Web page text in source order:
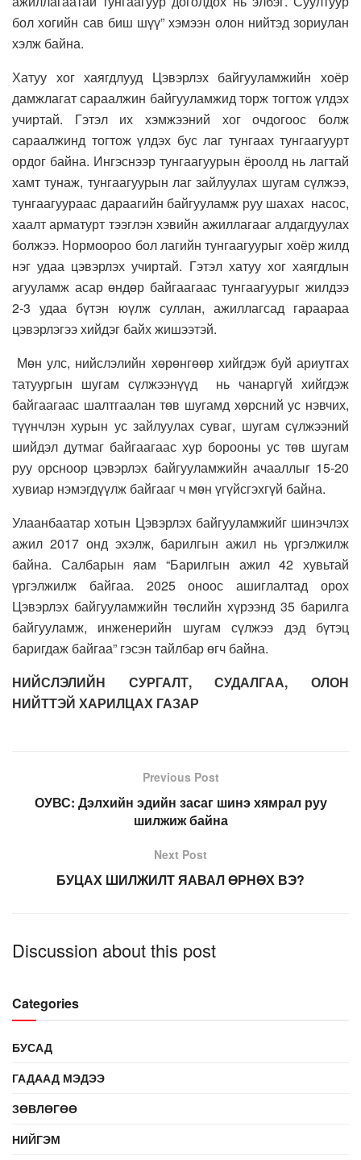
бол хогийн сав биш шүү” хэмээн олон нийтэд зориулан
хэлж байна.
Хатуу хог хаягдлууд Цэвэрлэх байгууламжийн хоёр
дамжлагат сараалжин байгууламжид торж тогтож үлдэх
учиртай. Гэтэл их хэмжээний хог очдогоос болж
сараалжинд тогтож үлдэх бус лаг тунгаах тунгаагуурт
ордог байна. Ингэснээр тунгаагуурын ёроолд нь лагтай
хамт тунаж, тунгаагуурын лаг зайлуулах шугам сүлжээ,
тунгаагуураас дараагийн байгууламж руу шахах насос,
хаалт арматурт тээглэн хэвийн ажиллагааг алдагдуулах
болжээ. Нормоороо бол лагийн тунгаагуурыг хоёр жилд
нэг удаа цэвэрлэх учиртай. Гэтэл хатуу хог хаягдлын
агууламж асар өндөр байгаагаас тунгаагуурыг жилдээ
2-3 удаа бүтэн юүлж суллан, ажиллагсад гараараа
цэвэрлэгээ хийдэг байх жишээтэй.
Мөн улс, нийслэлийн хөрөнгөөр хийгдэж буй ариутгах
татуургын шугам сүлжээнүүд нь чанаргүй хийгдэж
байгаагаас шалтгаалан төв шугамд хөрсний ус нэвчих,
түүнчлэн хурын ус зайлуулах суваг, шугам сүлжээний
шийдэл дутмаг байгаагаас хур борооны ус төв шугам
руу орсноор цэвэрлэх байгууламжийн ачааллыг 15-20
хувиар нэмэгдүүлж байгааг ч мөн үгүйсгэхгүй байна.
Улаанбаатар хотын Цэвэрлэх байгууламжийг шинэчлэх
ажил 2017 онд эхэлж, барилгын ажил нь үргэлжилж
байна. Салбарын яам “Барилгын ажил 42 хувьтай
үргэлжилж байгаа. 2025 оноос ашиглалтад орох
Цэвэрлэх байгууламжийн төслийн хүрээнд 35 барилга
байгууламж, инженерийн шугам сүлжээ дэд бүтэц
баригдаж байгаа” гэсэн тайлбар өгч байна.
НИЙСЛЭЛИЙН СУРГАЛТ, СУДАЛГАА, ОЛОН
НИЙТТЭЙ ХАРИЛЦАХ ГАЗАР
Previous Post
ОУВС: Дэлхийн эдийн засаг шинэ хямрал руу
шилжиж байна
Next Post
БУЦАХ ШИЛЖИЛТ ЯАВАЛ ӨРНӨХ ВЭ?
Discussion about this post
Categories
БУСАД
ГАДААД МЭДЭЭ
ЗӨВЛӨГӨӨ
НИЙГЭМ